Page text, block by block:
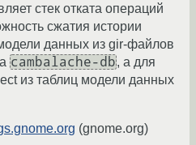
стек отката операций
сжатия истории
данных из gir-файлов
cambalache-db, а для
из таблиц модели данных
(gnome.org)